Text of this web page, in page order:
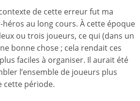
de cette erreur fut ma
au long cours. À cette époque
ou trois joueurs, ce qui (dans un
bonne chose ; cela rendait ces
faciles à organiser. Il aurait été
l’ensemble de joueurs plus
cette période.